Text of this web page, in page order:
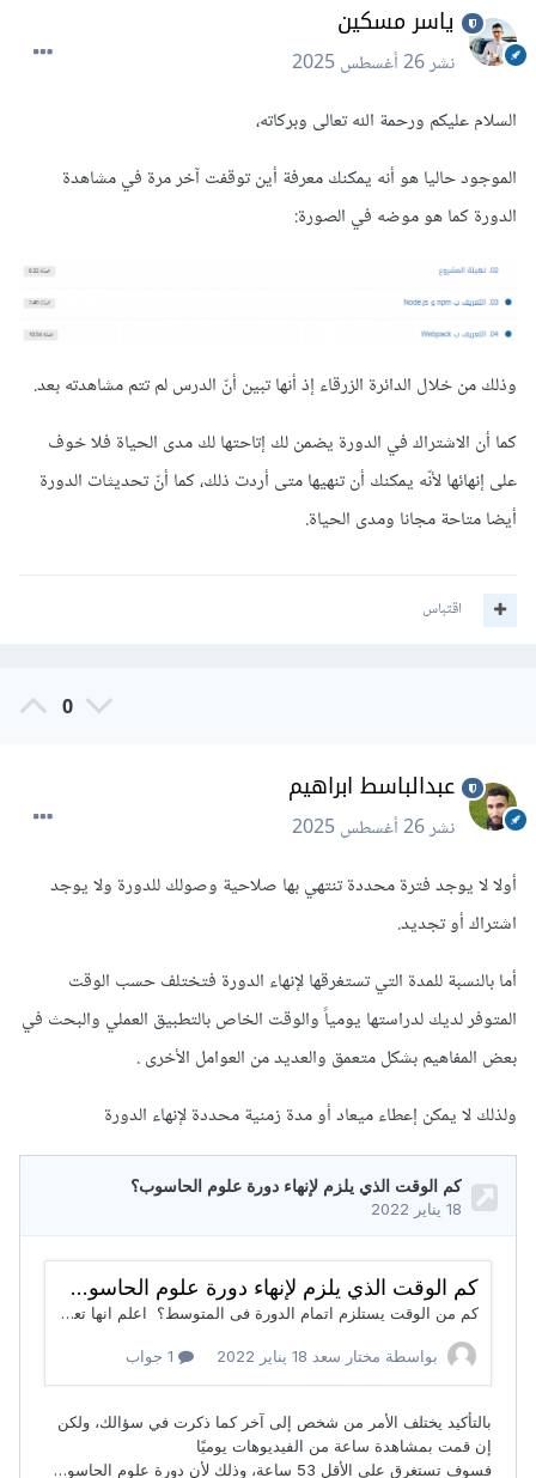
ياسر مسكين
نشر26 أغسطس 2025
السلام عليكم ورحمة الله تعالى وبركاته،
الموجود حاليا هو أنه يمكنك معرفة أين توقفت آخر مرة في مشاهدة
الدورة كما هو موضه في الصورة:
وذلك من خلال الدائرة الزرقاء إذ أنها تبين أنّ الدرس لم تتم مشاهدته بعد.
كما أن الاشتراك في الدورة يضمن لك إتاحتها لك مدى الحياة فلا خوف
على إنهائها لأنّه يمكنك أن تنهيها متى أردت ذلك، كما أنّ تحديثات الدورة
أيضا متاحة مجانا ومدى الحياة.
اقتباس
0
عبدالباسط ابراهيم
نشر26 أغسطس 2025
أولا لا يوجد فترة محددة تنتهي بها صلاحية وصولك للدورة ولا يوجد
اشتراك أو تجديد.
أما بالنسبة للمدة التي تستغرقها لإنهاء الدورة فتختلف حسب الوقت
المتوفر لديك لدراستها يومياً والوقت الخاص بالتطبيق العملي والبحث في
بعض المفاهيم بشكل متعمق والعديد من العوامل الأخرى .
ولذلك لا يمكن إعطاء ميعاد أو مدة زمنية محددة لإنهاء الدورة